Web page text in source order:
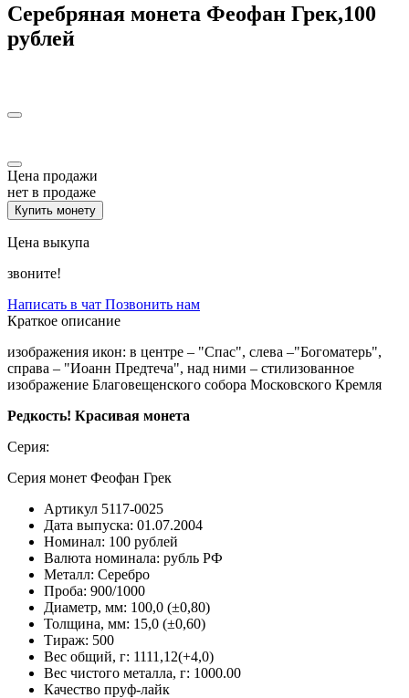
Серебряная монета Феофан Грек,100
рублей
Цена продажи
нет в продаже
Купить монету
Цена выкупа
звоните!
Написать в чат Позвонить нам
Краткое описание
изображения икон: в центре – "Спас", слева –"Богоматерь",
справа – "Иоанн Предтеча", над ними – стилизованное
изображение Благовещенского собора Московского Кремля
Редкость! Красивая монета
Серия:
Серия монет Феофан Грек
Артикул 5117-0025
Дата выпуска: 01.07.2004
Номинал: 100 рублей
Валюта номинала: рубль РФ
Металл: Серебро
Проба: 900/1000
Диаметр, мм: 100,0 (±0,80)
Толщина, мм: 15,0 (±0,60)
Тираж: 500
Вес общий, г: 1111,12(+4,0)
Вес чистого металла, г: 1000.00
Качество пруф-лайк